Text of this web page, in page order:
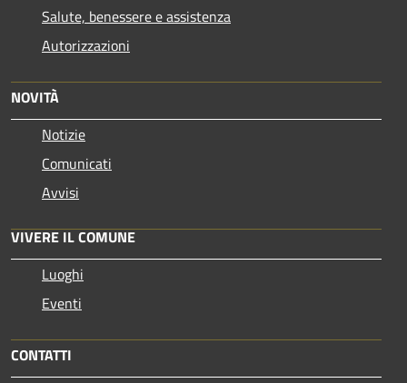
Salute, benessere e assistenza
Autorizzazioni
NOVITÀ
Notizie
Comunicati
Avvisi
VIVERE IL COMUNE
Luoghi
Eventi
CONTATTI